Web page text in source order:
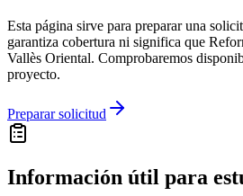
Esta página sirve para preparar una
garantiza cobertura ni significa que
Vallès Oriental. Comprobaremos
proyecto.
Preparar solicitud
Información útil para